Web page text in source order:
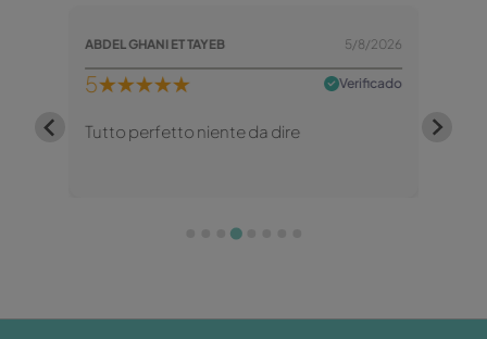
ABDEL GHANI ET TAYEB 5/8/2026
5★★★★★ Verificado
Tutto perfetto niente da dire